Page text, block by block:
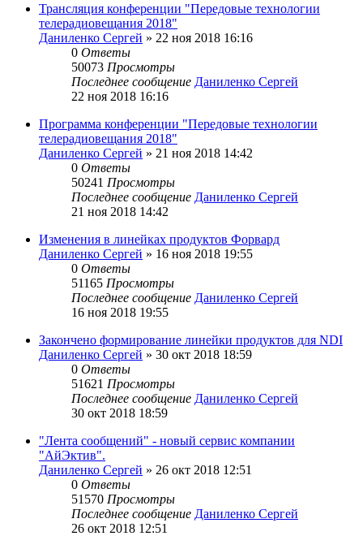
Трансляция конференции "Передовые технологии
телерадиовещания 2018"
Даниленко Сергей » 22 ноя 2018 16:16
0 Ответы
50073 Просмотры
Последнее сообщение Даниленко Сергей
22 ноя 2018 16:16
Программа конференции "Передовые технологии
телерадиовещания 2018"
Даниленко Сергей » 21 ноя 2018 14:42
0 Ответы
50241 Просмотры
Последнее сообщение Даниленко Сергей
21 ноя 2018 14:42
Изменения в линейках продуктов Форвард
Даниленко Сергей » 16 ноя 2018 19:55
0 Ответы
51165 Просмотры
Последнее сообщение Даниленко Сергей
16 ноя 2018 19:55
Закончено формирование линейки продуктов для NDI
Даниленко Сергей » 30 окт 2018 18:59
0 Ответы
51621 Просмотры
Последнее сообщение Даниленко Сергей
30 окт 2018 18:59
"Лента сообщений" - новый сервис компании
"АйЭктив".
Даниленко Сергей » 26 окт 2018 12:51
0 Ответы
51570 Просмотры
Последнее сообщение Даниленко Сергей
26 окт 2018 12:51